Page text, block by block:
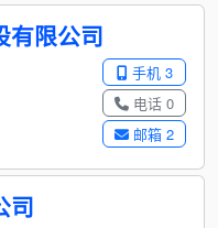
有限公司
手机 3
电话 0
邮箱 2
司